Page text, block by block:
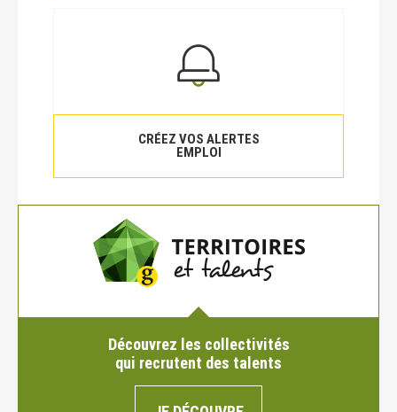
CRÉEZ VOS ALERTES
EMPLOI
Découvrez les collectivités
qui recrutent des talents